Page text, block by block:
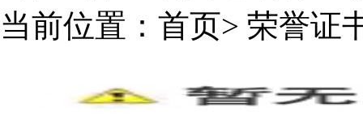
当前位置： 首页> 荣誉证